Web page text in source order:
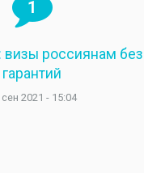
1
россиянам без
гарантий
сен 2021 - 15:04